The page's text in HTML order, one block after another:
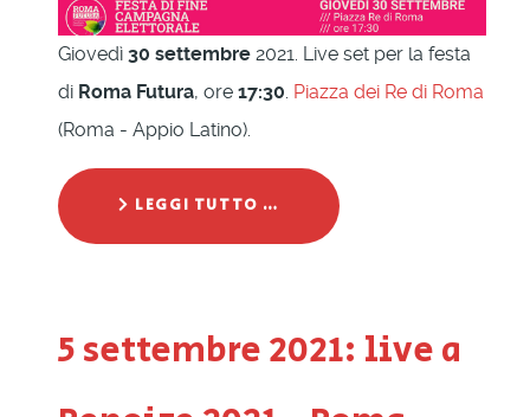
Giovedì 30 settembre 2021. Live set per la festa
di Roma Futura, ore 17:30 Piazza dei Re di Roma
(Roma - Appio Latino).
LEGGI TUTTO …
5 settembre 2021: live a